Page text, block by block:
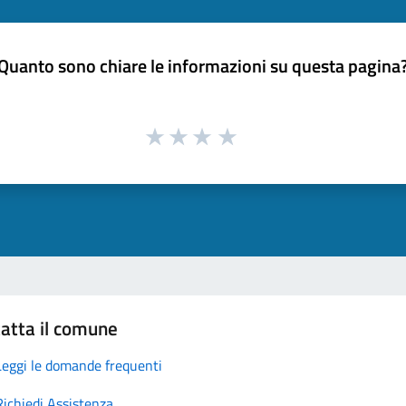
sono chiare le informazioni su questa
il comune
le domande frequenti